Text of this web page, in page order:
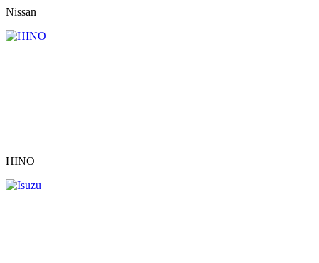
Nissan
HINO